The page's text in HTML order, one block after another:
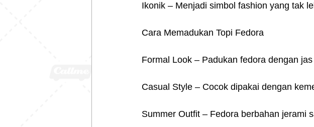
Ikonik – Menjadi simbol fashion yang tak
Cara Memadukan Topi Fedora
Formal Look – Padukan fedora dengan
Casual Style – Cocok dipakai dengan
Summer Outfit – Fedora berbahan jerami